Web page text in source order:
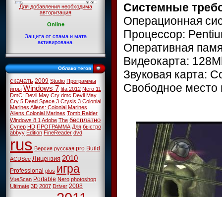
Для добавления необходима
авторизация
Online
Защита от спама и мата
активирована.
Облако тегов
скачать 2009 Studio Программы
игры Windows 7 fifa 2012 Nero 11
DmC: Devil May Cry dmc Devil May
Cry 5 Dead Space 3 Crysis 3 Colonial
MarinesAliens: Colonial Marines
Aliens Colonial Marines Tomb Raider
Windows 8.1Adobe The бесплатно
Супер HD ПРОГРАММА Для быстро
abbyy Edition FineReader dvd
rus Версия русская pro Build
ACDSee Лицензия 2010
Professional plus игра
VueScan Portable Nero photoshop
Ultimate 3D 2007 Driver 2008
Системные
Операционная
Процессор:
Оперативная
Видеокарта:
Звуковая карта:
Свободное место